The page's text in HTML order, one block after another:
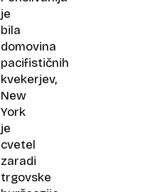
je
bila
domovina
pacifističnih
kvekerjev,
New
York
je
cvetel
zaradi
trgovske